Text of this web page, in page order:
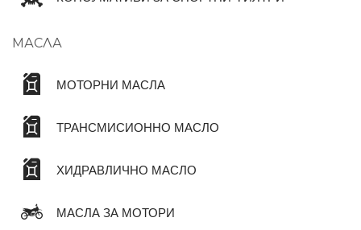
МАСЛА
МОТОРНИ МАСЛА
ТРАНСМИСИОННО МАСЛО
ХИДРАВЛИЧНО МАСЛО
МАСЛА ЗА МОТОРИ